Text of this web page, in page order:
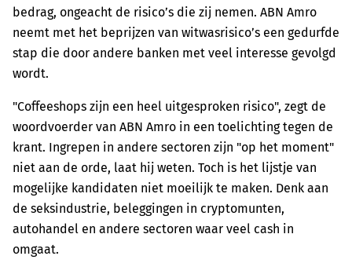
bedrag, ongeacht de risico’s die zij nemen. ABN Amro
neemt met het beprijzen van witwasrisico’s een gedurfde
stap die door andere banken met veel interesse gevolgd
wordt.
"Coffeeshops zijn een heel uitgesproken risico", zegt de
woordvoerder van ABN Amro in een toelichting tegen de
krant. Ingrepen in andere sectoren zijn "op het moment"
niet aan de orde, laat hij weten. Toch is het lijstje van
mogelijke kandidaten niet moeilijk te maken. Denk aan
de seksindustrie, beleggingen in cryptomunten,
autohandel en andere sectoren waar veel cash in
omgaat.